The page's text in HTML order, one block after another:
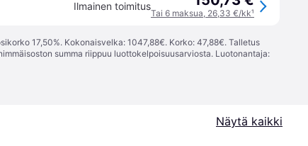
Ilmainen toimitus
Tai 6 maksua, 26,33 €/kk¹
17,50%. Kokonaisvelka: 1047,88€. Korko: 47,88€. Talletus
summa riippuu luottokelpoisuusarviosta. Luotonantaja:
Näytä kaikki